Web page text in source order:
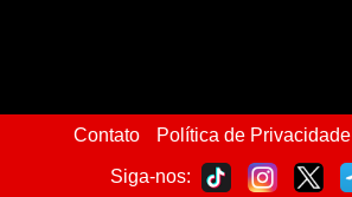
Contato Política de Privacidade
Siga-nos: